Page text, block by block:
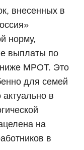
внесенных в
норму,
выплаты по
МРОТ. Это
для семей
в
на
в